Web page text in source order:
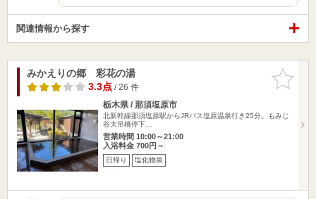
関連情報から探す
お気に入
りに追加
みかえりの郷 彩花の湯
3.3点/ 26 件
栃木県 / 那須塩原市
北新幹線那須塩原駅からJRバス塩原温泉行き25分。もみじ
谷大吊橋停下…
営業時間 10:00～21:00
入浴料金 700円～
日帰り 塩化物泉